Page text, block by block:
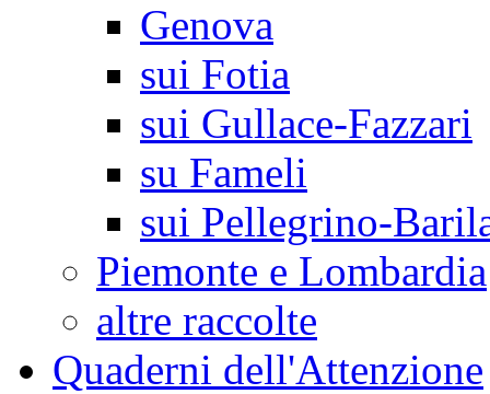
Genova
sui Fotia
sui Gullace-Fazzari
su Fameli
sui Pellegrino-
Piemonte e Lombardia
altre raccolte
Quaderni dell'Attenzione